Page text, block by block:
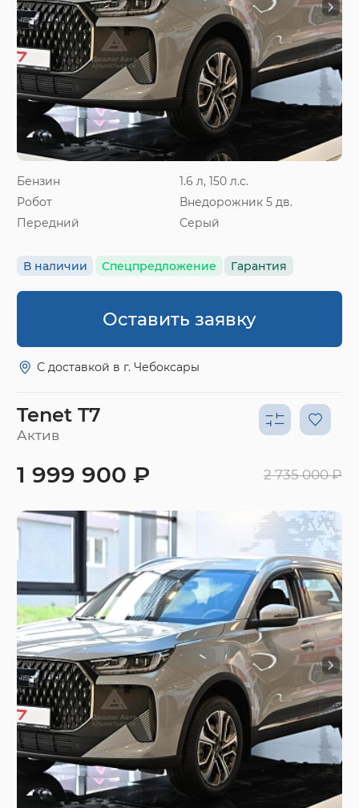
Бензин
1.6 л, 150 л.с.
Робот
Внедорожник 5 дв.
Передний
Серый
В наличии Спецпредложение Гарантия
Оставить заявку
С доставкой в г. Чебоксары
Tenet T7
Актив
1 999 900 ₽ 2 735 000 ₽